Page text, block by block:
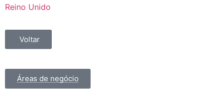
Reino Unido
Voltar
Áreas de negócio